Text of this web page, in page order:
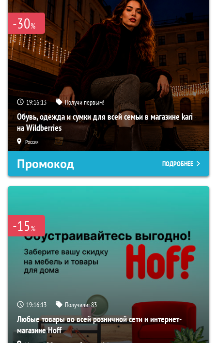
-30%
19:16:12 Получи первым!
Обувь, одежда и сумки для всей семьи в магазине kari
на Wildberries
Россия
Промокод ПОДРОБНЕЕ
-15%
19:16:12 Получили:83
Любые товары во всей розничной сети и интернет-
магазине Hoff